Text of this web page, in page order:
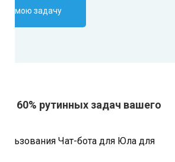
мою задачу
от 60% рутинных задач вашего
Чат-бота для Юла для